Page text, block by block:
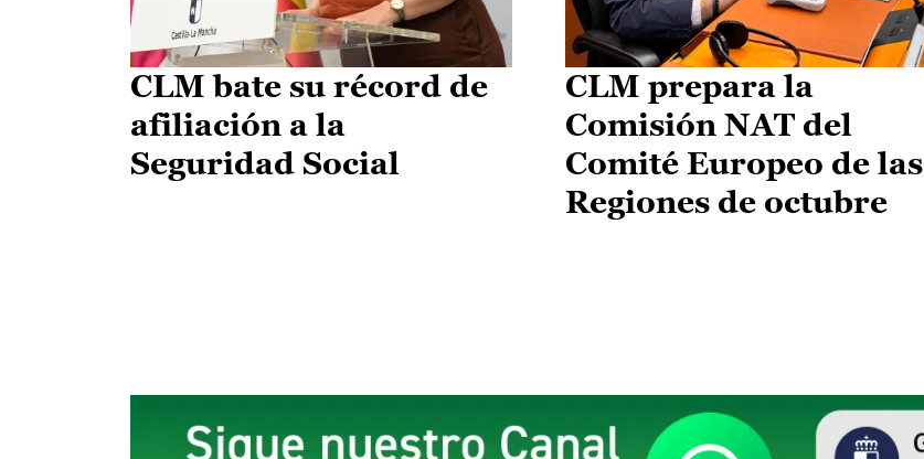
CLM bate su récord de
afiliación a la
Seguridad Social
CLM prepara la
Comisión NAT del
Comité Europeo de las
Regiones de octubre